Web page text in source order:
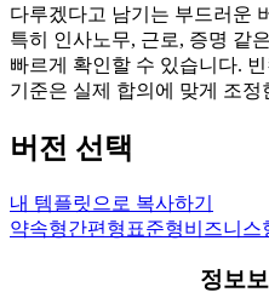
다루겠다고 남기는 부드러운
특히 인사노무, 근로, 증명 같
빠르게 확인할 수 있습니다.
기준은 실제 합의에 맞게 조
버전 선택
내 템플릿으로 복사하기
약속형간편형 표준형비즈니스
정보